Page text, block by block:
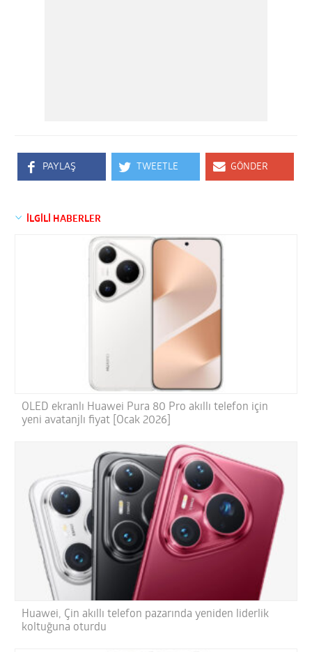
PAYLAŞ TWEETLE GÖNDER
İLGİLİ HABERLER
OLED ekranlı Huawei Pura 80 Pro akıllı telefon için
yeni avatanjlı fiyat [Ocak 2026]
Huawei, Çin akıllı telefon pazarında yeniden liderlik
koltuğuna oturdu